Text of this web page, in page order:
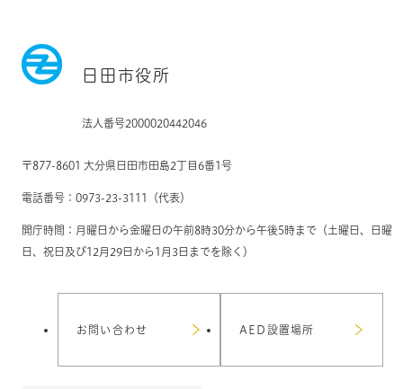
日田市役所
法人番号2000020442046
〒877-8601 大分県日田市田島2丁目6番1号
電話番号：0973-23-3111（代表）
開庁時間：月曜日から金曜日の午前8時30分から午後5時まで（土曜日、日曜
日、祝日及び12月29日から1月3日までを除く）
お問い合わせ AED設置場所